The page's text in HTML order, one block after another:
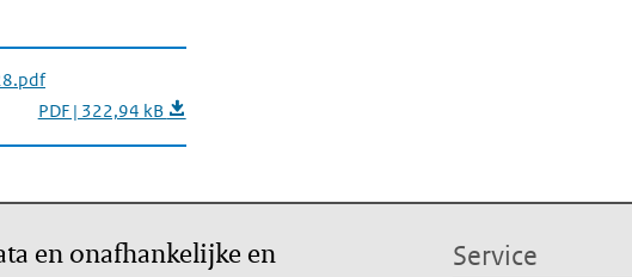
PDF | 322,94 kB
en onafhankelijke en
Service